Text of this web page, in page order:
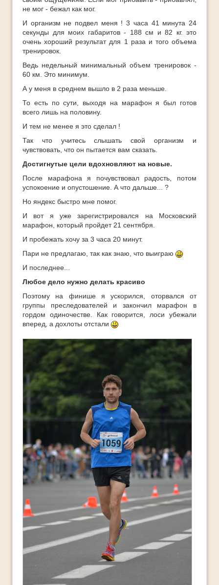
не мог - бежал как мог.
И организм не подвел меня ! 3 часа 41 минута 24
секунды для моих габаритов - 188 см и 82 кг. это
очень хороший результат для 1 раза и того объема
тренировок.
Ведь недельный минимальный объем тренировок -
60 км. Это минимум.
А у меня в среднем вышло в 2 раза меньше.
То есть по сути, выходя на марафон я был готов
всего лишь на половину.
И тем не менее я это сделал !
Так что учитесь слышать свой организм и
чувствовать, что он пытается вам сказать.
Достигнутые цели вдохновляют на новые.
После марафона я почувствовал радость, потом
успокоение и опустошение. А что дальше... ?
Но яндекс быстро мне помог.
И вот я уже зарегистрировался на Московский
марафон, который пройдет 21 сентября.
И пробежать хочу за 3 часа 20 минут.
Пари не предлагаю, так как знаю, что выиграю
И последнее...
Любое дело нужно делать красиво
Поэтому на финише я ускорился, оторвался от
группы преследователей и закончил марафон в
гордом одиночестве. Как говорится, лоси убежали
вперед, а дохлоты отстали